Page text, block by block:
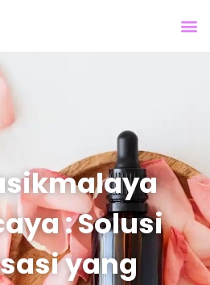
: Solusi
yang